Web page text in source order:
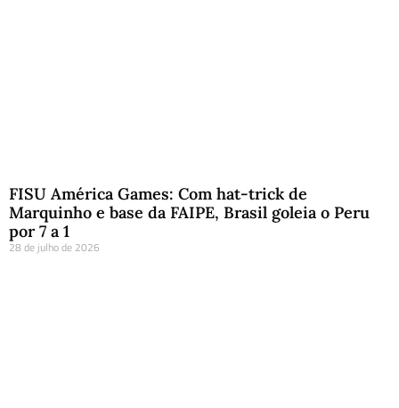
FISU América Games: Com hat-trick de
Marquinho e base da FAIPE, Brasil goleia o Peru
por 7 a 1
28 de julho de 2026